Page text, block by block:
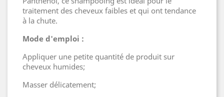
traitement des cheveux faibles et qui ont tendance
à la chute.
Mode d'emploi :
Appliquer une petite quantité de produit sur
cheveux humides;
Masser délicatement;